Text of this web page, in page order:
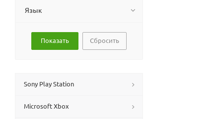
Язык
Сбросить
Sony Play Station
Microsoft Xbox